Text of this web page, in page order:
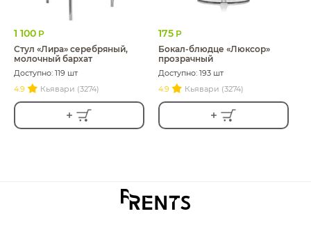
1 100 Р
Стул «Лира» серебряный,
молочный бархат
Доступно: 119 шт
4.9
Кьявари (3274)
175 Р
Бокал-блюдце «Люксор»
прозрачный
Доступно: 193 шт
4.9
Кьявари (3274)